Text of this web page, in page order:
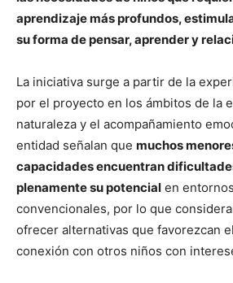
aprendizaje más profundos,
su forma de pensar, aprender y
La iniciativa surge a partir de la
por el proyecto en los ámbitos de la
naturaleza y el acompañamiento
entidad señalan que muchos
capacidades encuentran
plenamente su potencial en
convencionales, por lo que
ofrecer alternativas que favorezcan
conexión con otros niños con